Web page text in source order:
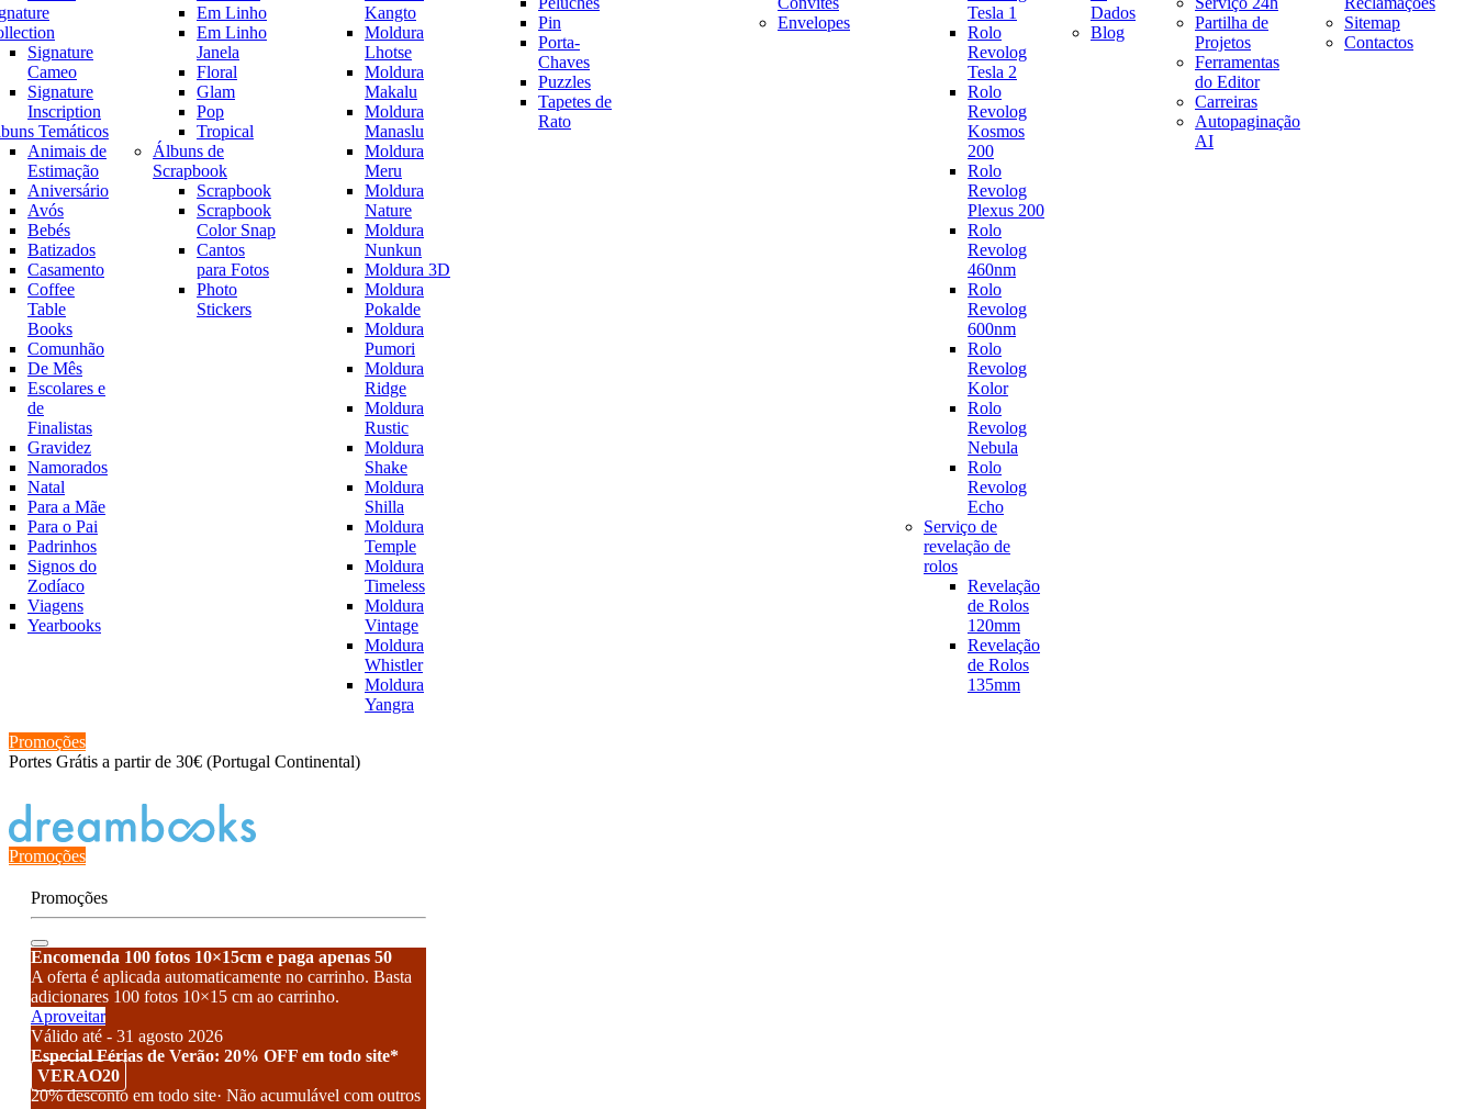
Signature
Cameo
Signature
Inscription
Temáticos
Animais de
Estimação
Aniversário
Avós
Bebés
Batizados
Casamento
Coffee
Table
Books
Comunhão
De Mês
Escolares e
de
Finalistas
Gravidez
Namorados
Natal
Para a Mãe
Para o Pai
Padrinhos
Signos do
Zodíaco
Viagens
Yearbooks
Em Linho
Em Linho
Janela
Floral
Glam
Pop
Tropical
Álbuns de
Scrapbook
Scrapbook
Scrapbook
Color Snap
Cantos
para Fotos
Photo
Stickers
Kangto
Moldura
Lhotse
Moldura
Makalu
Moldura
Manaslu
Moldura
Meru
Moldura
Nature
Moldura
Nunkun
Moldura 3D
Moldura
Pokalde
Moldura
Pumori
Moldura
Ridge
Moldura
Rustic
Moldura
Shake
Moldura
Shilla
Moldura
Temple
Moldura
Timeless
Moldura
Vintage
Moldura
Whistler
Moldura
Yangra
Pin
Porta-
Chaves
Puzzles
Tapetes de
Rato
Envelopes
Tesla 1
Rolo
Revolog
Tesla 2
Rolo
Revolog
Kosmos
200
Rolo
Revolog
Plexus 200
Rolo
Revolog
460nm
Rolo
Revolog
600nm
Rolo
Revolog
Kolor
Rolo
Revolog
Nebula
Rolo
Revolog
Echo
Serviço de
revelação de
rolos
Revelação
de Rolos
120mm
Revelação
de Rolos
135mm
Dados
Blog
Partilha de
Projetos
Ferramentas
do Editor
Carreiras
Autopaginação
AI
Sitemap
Contactos
Promoções
Portes Grátis a partir de 30€ (Portugal Continental)
Promoções
Promoções
Encomenda 100 fotos 10×15cm e paga apenas 50
A oferta é aplicada automaticamente no carrinho. Basta
adicionares 100 fotos 10×15 cm ao carrinho.
Aproveitar
Válido até - 31 agosto 2026
Especial Férias de Verão: 20% OFF em todo site*
VERAO20
20% desconto em todo site· Não acumulável com outros